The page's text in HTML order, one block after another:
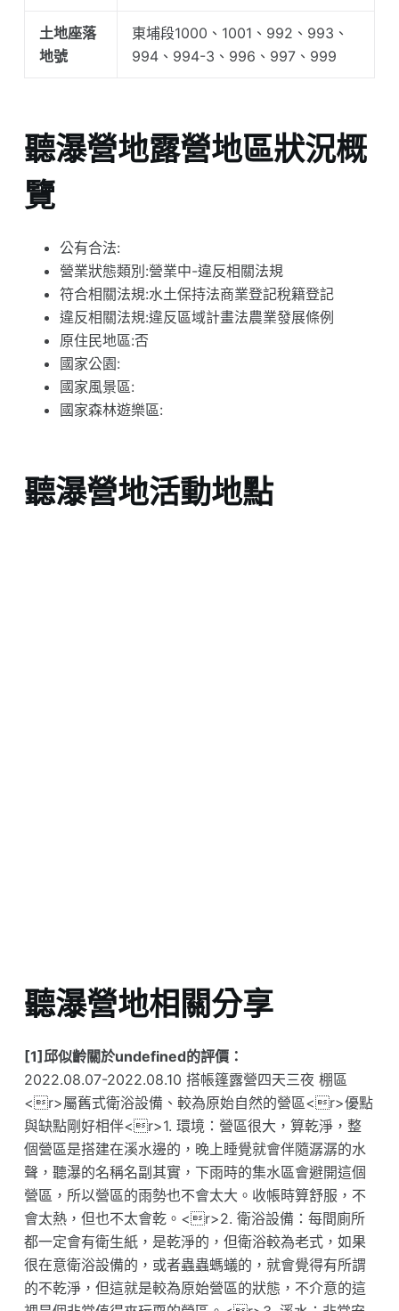
土地座落
地號
東埔段1000、1001、992、993、
994、994-3、996、997、999
聽瀑營地露營地區狀況概
覽
公有合法:
營業狀態類別:營業中-違反相關法規
符合相關法規:水土保持法商業登記稅籍登記
違反相關法規:違反區域計畫法農業發展條例
原住民地區:否
國家公園:
國家風景區:
國家森林遊樂區:
聽瀑營地活動地點
聽瀑營地相關分享
[1]邱似齡關於undefined的評價：
2022.08.07-2022.08.10 搭帳篷露營四天三夜 棚區
<r>屬舊式衛浴設備、較為原始自然的營區<r>優點
與缺點剛好相伴<r>1. 環境：營區很大，算乾淨，整
個營區是搭建在溪水邊的，晚上睡覺就會伴隨潺潺的水
聲，聽瀑的名稱名副其實，下雨時的集水區會避開這個
營區，所以營區的雨勢也不會太大。收帳時算舒服，不
會太熱，但也不太會乾。<r>2. 衛浴設備：每間廁所
都一定會有衛生紙，是乾淨的，但衛浴較為老式，如果
很在意衛浴設備的，或者蟲蟲螞蟻的，就會覺得有所謂
的不乾淨，但這就是較為原始營區的狀態，不介意的這